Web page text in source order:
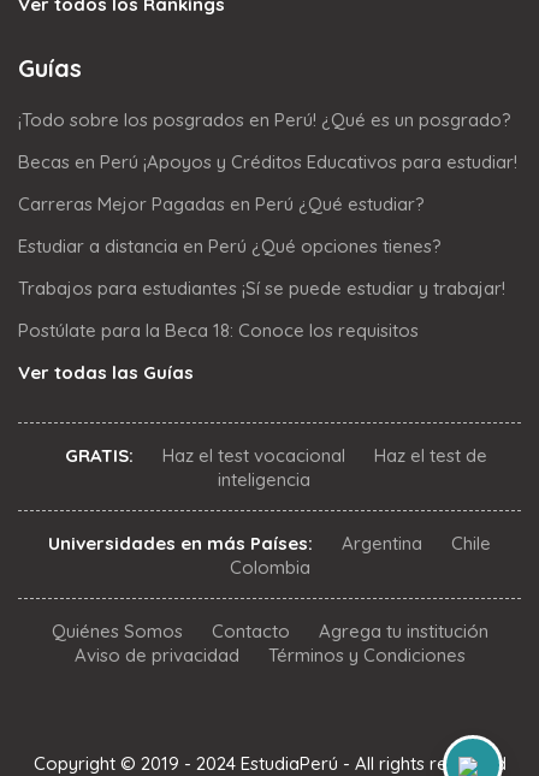
Ver todos los Rankings
Guías
¡Todo sobre los posgrados en Perú! ¿Qué es un posgrado?
Becas en Perú ¡Apoyos y Créditos Educativos para estudiar!
Carreras Mejor Pagadas en Perú ¿Qué estudiar?
Estudiar a distancia en Perú ¿Qué opciones tienes?
Trabajos para estudiantes ¡Sí se puede estudiar y trabajar!
Postúlate para la Beca 18: Conoce los requisitos
Ver todas las Guías
GRATIS: Haz el test vocacional
Haz el test de
inteligencia
Universidades en más Países: Argentina
Chile
Colombia
Quiénes Somos Contacto
Agrega tu institución
Aviso de privacidad
Términos y Condiciones
Copyright © 2019 - 2024 EstudiaPerú - All rights reserved